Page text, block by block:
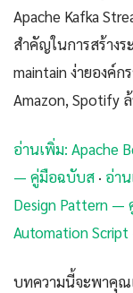
Apache Kafka
สำคัญในการสร้าง
maintain ง่ายองค์
Amazon, Spotify
อ่านเพิ่ม: Apache
— คู่มือฉบับส · อ่า
Design Pattern —
Automation
บทความนี้จะพาคุณเ